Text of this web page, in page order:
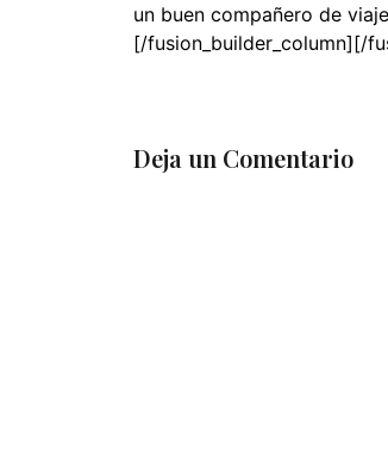
un buen compañero de
[/fusion_builder_column][/
Deja un Comentario